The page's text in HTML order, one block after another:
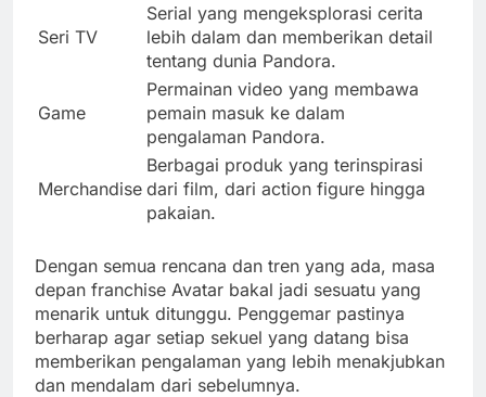
Seri TV
Serial yang mengeksplorasi cerita
lebih dalam dan memberikan detail
tentang dunia Pandora.
Game
Permainan video yang membawa
pemain masuk ke dalam
pengalaman Pandora.
Merchandise
Berbagai produk yang terinspirasi
dari film, dari action figure hingga
pakaian.
Dengan semua rencana dan tren yang ada, masa
depan franchise Avatar bakal jadi sesuatu yang
menarik untuk ditunggu. Penggemar pastinya
berharap agar setiap sekuel yang datang bisa
memberikan pengalaman yang lebih menakjubkan
dan mendalam dari sebelumnya.